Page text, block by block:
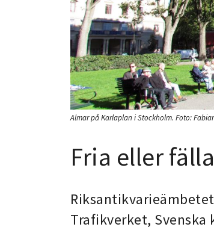
Almar på Karlaplan i Stockholm. Foto:
Fria eller fälla
Trafikverket, Svenska